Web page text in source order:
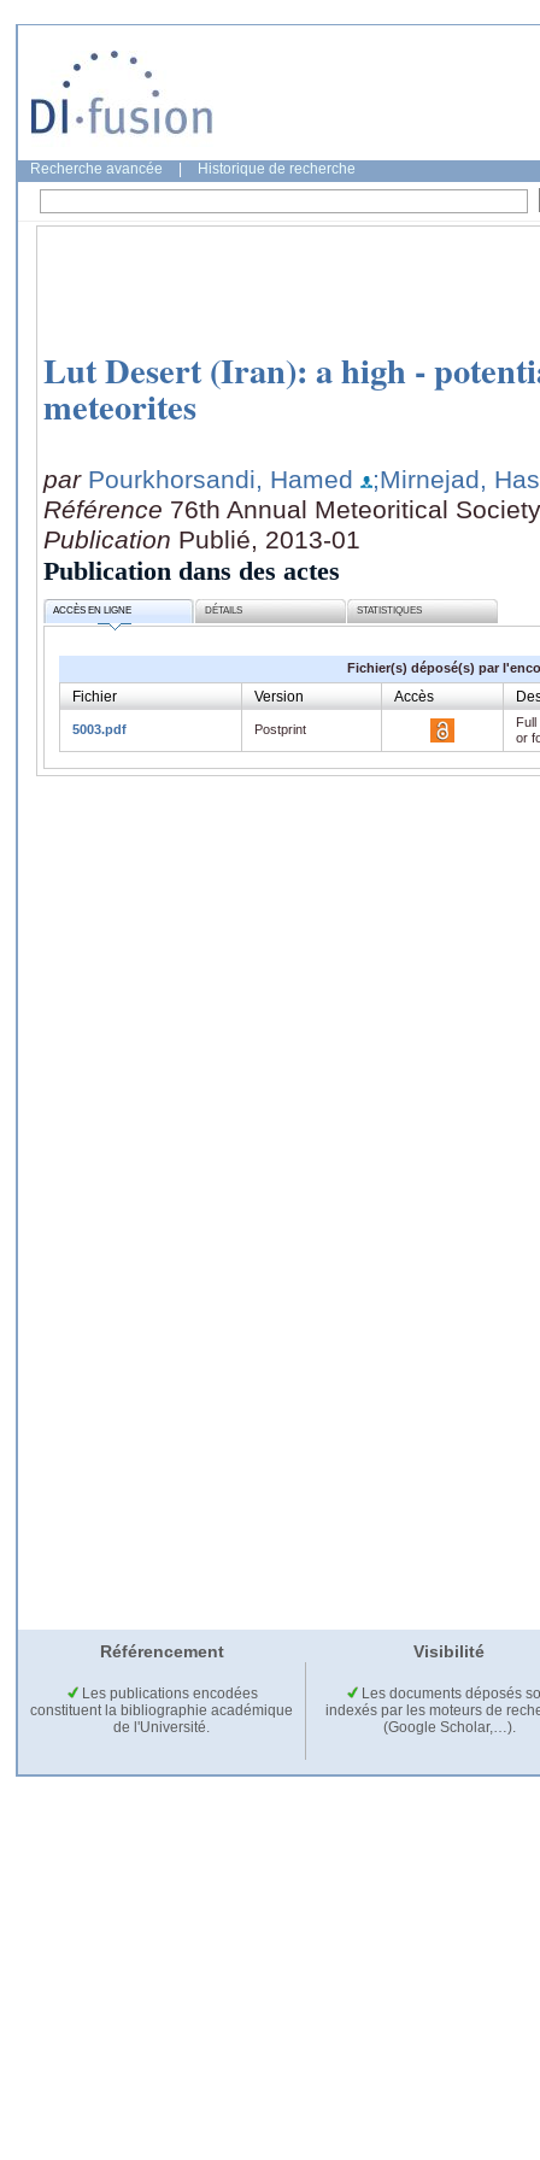
Recherche avancée Historique de recherche
Lut Desert (Iran): a high -
meteorites
par Pourkhorsandi, Hamed
;Mirnejad,
Référence 76th Annual Meteoritical
Publication Publié, 2013-01
Publication dans des actes
ACCÈS EN LIGNE DÉTAILS STATISTIQUES
Fichier(s) déposé(s) par
Fichier Version Accès
5003.pdf Postprint
or
Référencement Visibilité
Les publications encodées
constituent la bibliographie académique
de l'Université.
Les documents déposés
indexés par les moteurs de
(Google Scholar,…).